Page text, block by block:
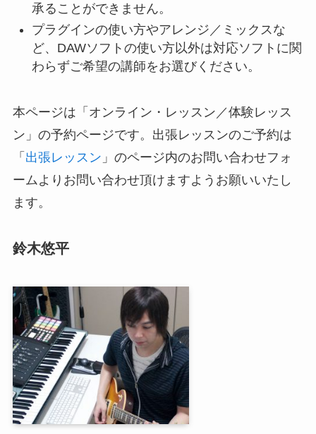
承ることができません。
プラグインの使い方やアレンジ／ミックスな
ど、DAWソフトの使い方以外は対応ソフトに関
わらずご希望の講師をお選びください。
本ページは「オンライン・レッスン／体験レッス
ン」の予約ページです。出張レッスンのご予約は
「 出張レッスン 」のページ内のお問い合わせフォ
ームよりお問い合わせ頂けますようお願いいたし
ます。
鈴木悠平